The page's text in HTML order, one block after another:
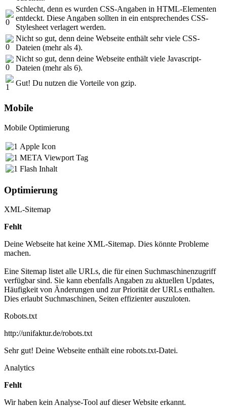
Schlecht, denn es wurden CSS-Angaben in HTML-Elementen
entdeckt. Diese Angaben sollten in ein entsprechendes CSS-
Stylesheet verlagert werden.
Nicht so gut, denn deine Webseite enthält sehr viele CSS-
Dateien (mehr als 4).
Nicht so gut, denn deine Webseite enthält viele Javascript-
Dateien (mehr als 6).
Gut! Du nutzen die Vorteile von gzip.
Mobile
Mobile Optimierung
Apple Icon
META Viewport Tag
Flash Inhalt
Optimierung
XML-Sitemap
Fehlt
Deine Webseite hat keine XML-Sitemap. Dies könnte Probleme
machen.
Eine Sitemap listet alle URLs, die für einen Suchmaschinenzugriff
verfügbar sind. Sie kann ebenfalls Angaben zu aktuellen Updates,
Häufigkeit von Änderungen und zur Priorität der URLs enthalten.
Dies erlaubt Suchmaschinen, Seiten effizienter auszuloten.
Robots.txt
http://unifaktur.de/robots.txt
Sehr gut! Deine Webseite enthält eine robots.txt-Datei.
Analytics
Fehlt
Wir haben kein Analyse-Tool auf dieser Website erkannt.